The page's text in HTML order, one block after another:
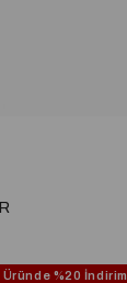
Üründe %20 İndirim